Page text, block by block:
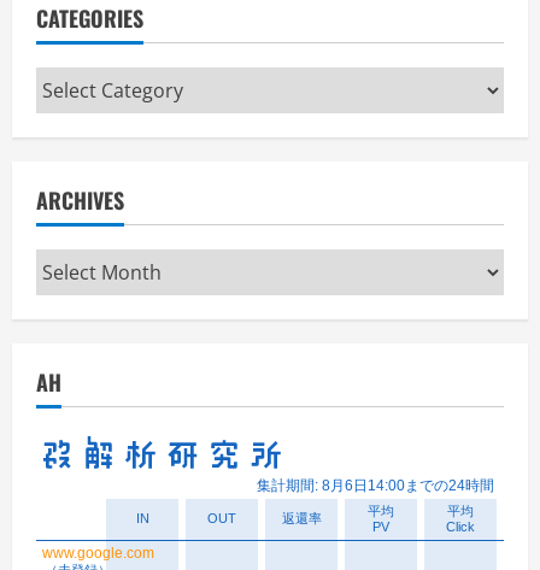
CATEGORIES
Categories
ARCHIVES
Archives
AH